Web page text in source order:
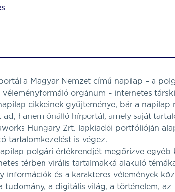
a Magyar Nemzet című napilap – a
orgánum – internetes
cikkeinek gyűjteménye, bár a napilap
ad, hanem önálló hírportál, amely saját
Hungary Zrt. lapkiadói portfólióján
tartalomkezelést is végez.
polgári értékrendjét megőrizve egyéb
térben virális tartalmakká alakuló
információk és a karakteres vélemények
tudomány, a digitális világ, a történelem, az